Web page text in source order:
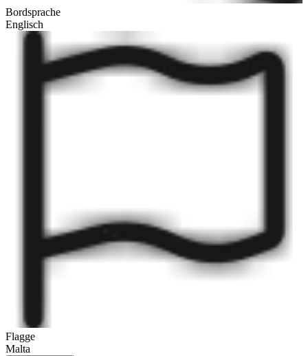
Bordsprache
Englisch
Flagge
Malta